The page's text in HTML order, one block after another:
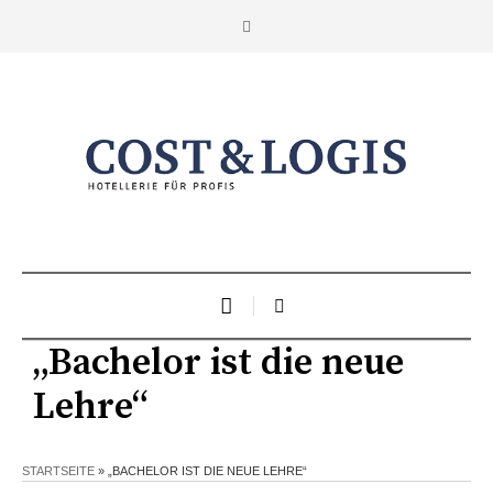
„Bachelor ist die neue
Lehre“
STARTSEITE » „BACHELOR IST DIE NEUE LEHRE“